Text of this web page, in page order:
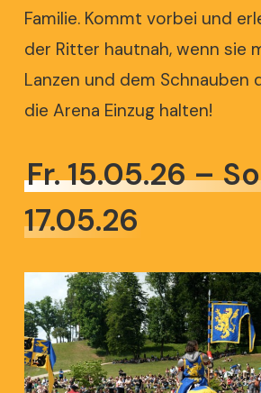
Familie. Kommt vorbei und
der Ritter hautnah, wenn sie
Lanzen und dem Schnauben
die Arena Einzug halten!
Fr. 15.05.26 –
17.05.26